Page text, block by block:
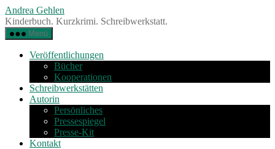
Zum
Inhalt
springen
Andrea Gehlen
Kinderbuch. Kurzkrimi. Schreibwerkstatt.
Menü
Veröffentlichungen
Bücher
Kooperationen
Schreibwerkstätten
Autorin
Persönliches
Pressespiegel
Presse-Kit
Kontakt